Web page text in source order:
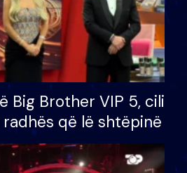
Big Brother VIP 5, cili
që lë shtëpinë